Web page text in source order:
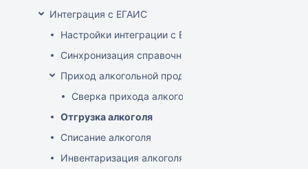
Интеграция с ЕГАИС
Настройки интеграции с ЕГАИС
Синхронизация справочников
Приход алкогольной продукции
Сверка прихода алкоголя на ТСД
Отгрузка алкоголя
Списание алкоголя
Инвентаризация алкоголя